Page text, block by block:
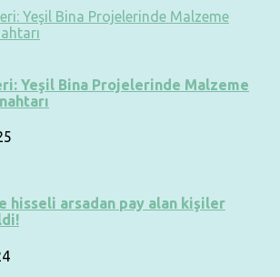
Yeşil Bina Projelerinde Malzeme
hisseli arsadan pay alan kişiler